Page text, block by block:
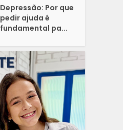
Depressão: Por que
pedir ajuda é
fundamental pa...